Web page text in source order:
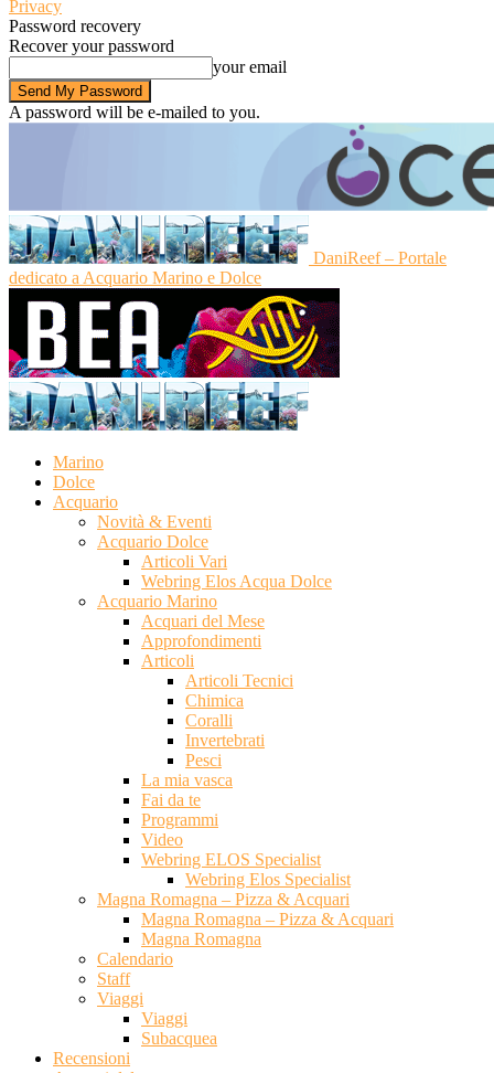
Privacy
Password recovery
Recover your password
your email
A password will be e-mailed to you.
DaniReef – Portale
dedicato a Acquario Marino e Dolce
Marino
Dolce
Acquario
Novità & Eventi
Acquario Dolce
Articoli Vari
Webring Elos Acqua Dolce
Acquario Marino
Acquari del Mese
Approfondimenti
Articoli
Articoli Tecnici
Chimica
Coralli
Invertebrati
Pesci
La mia vasca
Fai da te
Programmi
Video
Webring ELOS Specialist
Webring Elos Specialist
Magna Romagna – Pizza & Acquari
Magna Romagna – Pizza & Acquari
Magna Romagna
Calendario
Staff
Viaggi
Viaggi
Subacquea
Recensioni